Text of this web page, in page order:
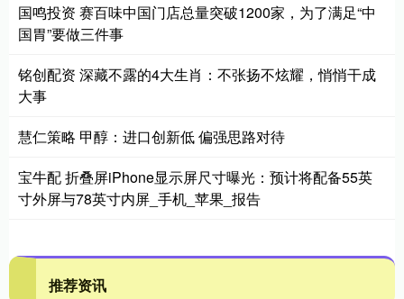
国鸣投资 赛百味中国门店总量突破1200家，为了满足“中
国胃”要做三件事
铭创配资 深藏不露的4大生肖：不张扬不炫耀，悄悄干成
大事
慧仁策略 甲醇：进口创新低 偏强思路对待
宝牛配 折叠屏iPhone显示屏尺寸曝光：预计将配备55英
寸外屏与78英寸内屏_手机_苹果_报告
推荐资讯